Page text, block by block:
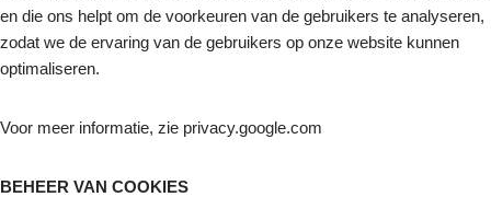
en die ons helpt om de voorkeuren van de gebruikers te analyseren,
zodat we de ervaring van de gebruikers op onze website kunnen
optimaliseren.
Voor meer informatie, zie privacy.google.com
BEHEER VAN COOKIES